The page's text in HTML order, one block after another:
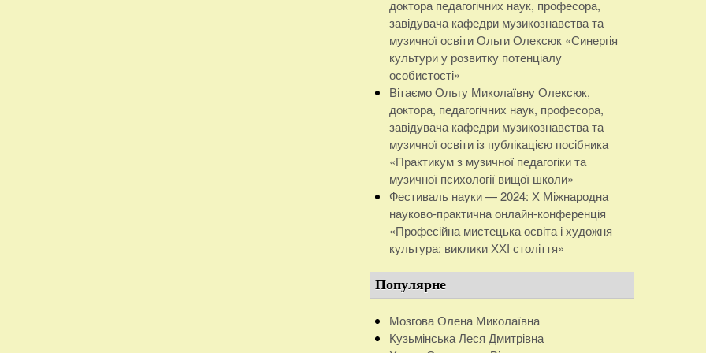
доктора педагогічних наук, професора,
завідувача кафедри музикознавства та
музичної освіти Ольги Олексюк «Синергія
культури у розвитку потенціалу
особистості»
Вітаємо Ольгу Миколаївну Олексюк,
доктора, педагогічних наук, професора,
завідувача кафедри музикознавства та
музичної освіти із публікацією посібника
«Практикум з музичної педагогіки та
музичної психології вищої школи»
Фестиваль науки — 2024: Х Міжнародна
науково-практична онлайн-конференція
«Професійна мистецька освіта і художня
культура: виклики ХХІ століття»
Популярне
Мозгова Олена Миколаївна
Кузьмінська Леся Дмитрівна